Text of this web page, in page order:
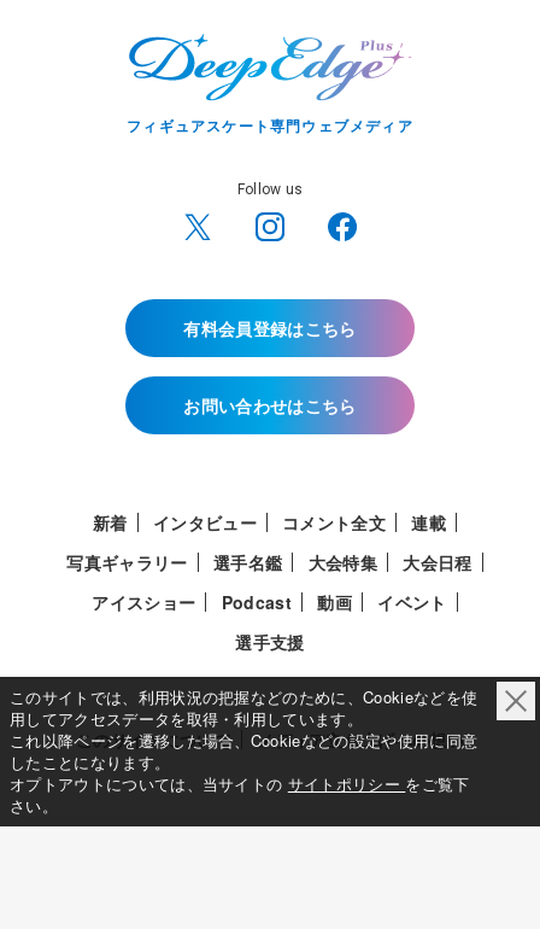
フィギュアスケート専門ウェブメディア
Follow us
有料会員登録はこちら
お問い合わせはこちら
新着 インタビュー コメント全文
連載
写真ギャラリー
選手名鑑 大会特集
大会日程
アイスショー
Podcast 動画
イベント
選手支援
このサイトについて メディア立ち上げへの想い
このサイトでは、利用状況の把握などのために、Cookieなどを使
用してアクセスデータを取得・利用しています。
これ以降ページを遷移した場合、Cookieなどの設定や使用に同意
したことになります。
オプトアウトについては、当サイトの サイトポリシー をご覧下
さい。